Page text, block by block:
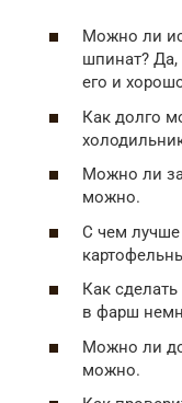
Можно ли
шпинат? Да,
его и
Как долго
Можно ли
можно.
С чем
Как
в фарш
Можно ли
можно.